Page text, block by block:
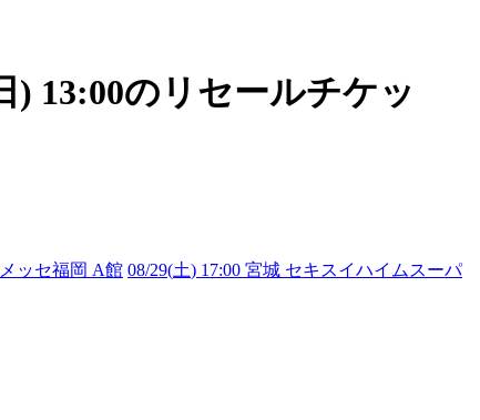
) 13:00のリセールチケッ
ッセ福岡 A館 08/29(土) 17:00 宮城 セキスイハイムスーパ